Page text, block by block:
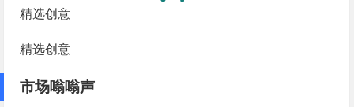
精选创意
精选创意
市场嗡嗡声